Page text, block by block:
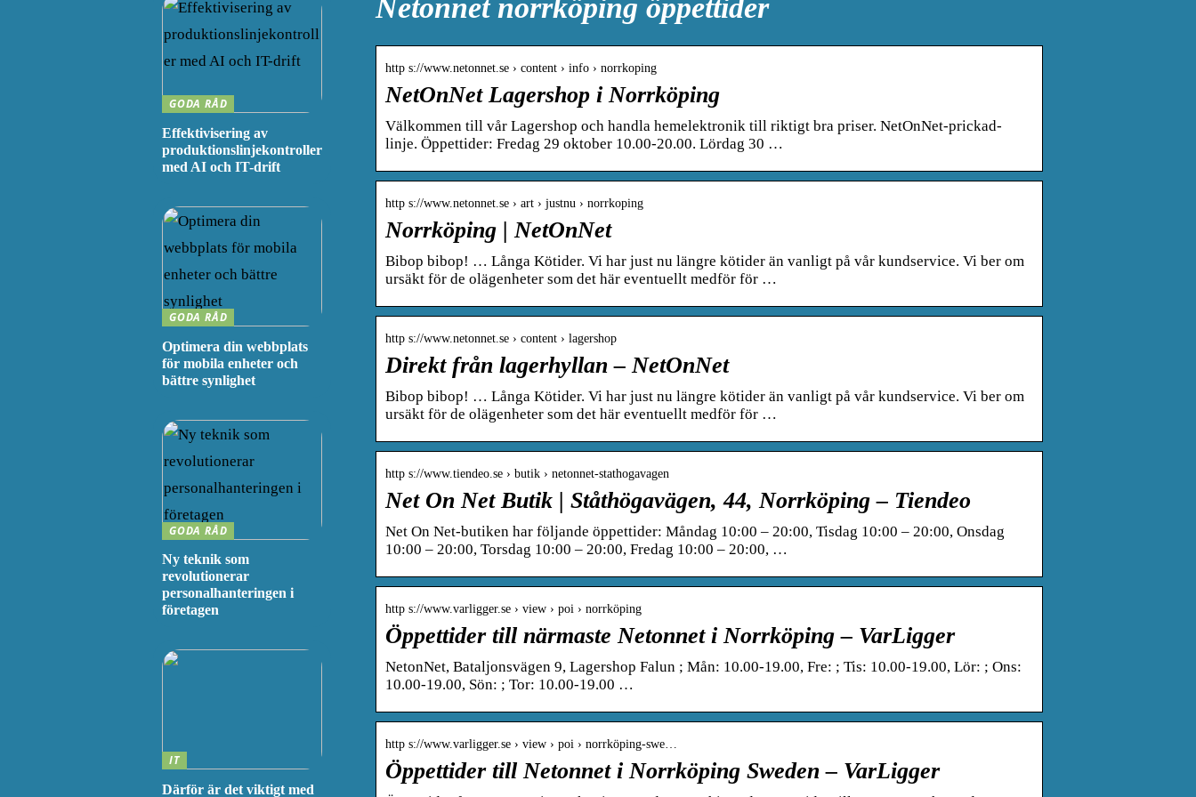
Netonnet norrköping öppettider
http s://www.netonnet.se › content › info › norrkoping
NetOnNet Lagershop i Norrköping
Välkommen till vår Lagershop och handla hemelektronik till riktigt bra priser. NetOnNet-prickad-
linje. Öppettider: Fredag 29 oktober 10.00-20.00. Lördag 30 …
http s://www.netonnet.se › art › justnu › norrkoping
Norrköping | NetOnNet
Bibop bibop! … Långa Kötider. Vi har just nu längre kötider än vanligt på vår kundservice. Vi ber om
ursäkt för de olägenheter som det här eventuellt medför för …
http s://www.netonnet.se › content › lagershop
Direkt från lagerhyllan – NetOnNet
Bibop bibop! … Långa Kötider. Vi har just nu längre kötider än vanligt på vår kundservice. Vi ber om
ursäkt för de olägenheter som det här eventuellt medför för …
http s://www.tiendeo.se › butik › netonnet-stathogavagen
Net On Net Butik | Ståthögavägen, 44, Norrköping – Tiendeo
Net On Net-butiken har följande öppettider: Måndag 10:00 – 20:00, Tisdag 10:00 – 20:00, Onsdag
10:00 – 20:00, Torsdag 10:00 – 20:00, Fredag 10:00 – 20:00, …
http s://www.varligger.se › view › poi › norrköping
Öppettider till närmaste Netonnet i Norrköping – VarLigger
NetonNet, Bataljonsvägen 9, Lagershop Falun ; Mån: 10.00-19.00, Fre: ; Tis: 10.00-19.00, Lör: ; Ons:
10.00-19.00, Sön: ; Tor: 10.00-19.00 …
http s://www.varligger.se › view › poi › norrköping-swe…
Öppettider till Netonnet i Norrköping Sweden – VarLigger
GODA RÅD
Effektivisering av
produktionslinjekontroller
med AI och IT-drift
GODA RÅD
Optimera din webbplats
för mobila enheter och
bättre synlighet
GODA RÅD
Ny teknik som
revolutionerar
personalhanteringen i
företagen
IT
Därför är det viktigt med